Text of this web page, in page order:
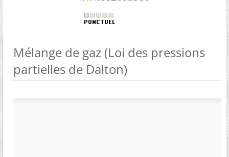
Mélange de gaz (Loi des pressions
partielles de Dalton)